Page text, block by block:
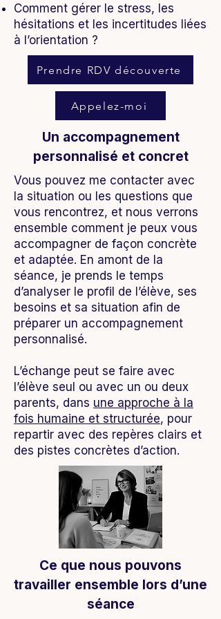
Comment gérer le stress, les
hésitations et les incertitudes liées
à l’orientation ?
Prendre RDV découverte
Appelez-moi
Un accompagnement
personnalisé et concret
Vous pouvez me contacter avec
la situation ou les questions que
vous rencontrez, et nous verrons
ensemble comment je peux vous
accompagner de façon concrète
et adaptée. En amont de la
séance, je prends le temps
d’analyser le profil de l’élève, ses
besoins et sa situation afin de
préparer un accompagnement
personnalisé.
L’échange peut se faire avec
l’élève seul ou avec un ou deux
parents, dans une approche à la
fois humaine et structurée, pour
repartir avec des repères clairs et
des pistes concrètes d’action.
Ce que nous pouvons
travailler ensemble lors d’une
séance